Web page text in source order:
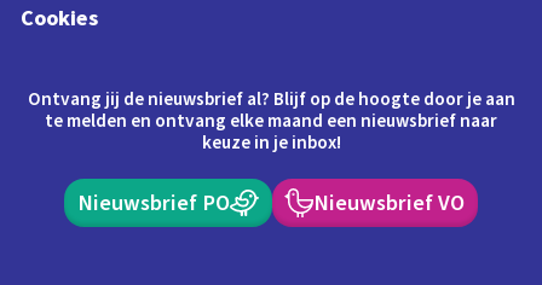
Cookies
Ontvang jij de nieuwsbrief al? Blijf op de hoogte door je aan
te melden en ontvang elke maand een nieuwsbrief naar
keuze in je inbox!
Nieuwsbrief PO Nieuwsbrief VO